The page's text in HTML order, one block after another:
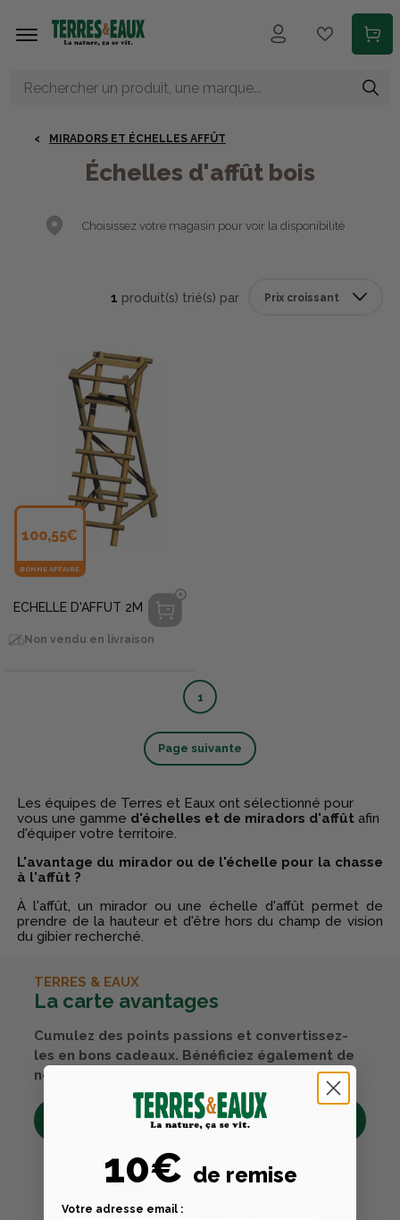
MIRADORS ET ÉCHELLES AFFÛT
Échelles d'affût bois
Choisissez votre magasin pour voir la disponibilité
1 produit(s) trié(s) par
100,55€
BONNE AFFAIRE
ECHELLE D'AFFUT 2M
Non vendu en livraison
1
Page suivante
Les équipes de Terres et Eaux ont sélectionné pour
vous une gamme d'échelles et de miradors d'affût afin
d'équiper votre territoire.
L'avantage du mirador ou de l'échelle pour la chasse
à l'affût ?
À l'affût, un mirador ou une échelle d'affût permet de
prendre de la hauteur et d'être hors du champ de vision
du gibier recherché.
TERRES & EAUX
La carte avantages
Cumulez des points passions et convertissez-
les en bons cadeaux. Bénéficiez également de
nombreux autres avantages.
Découvrez tous ses avantages
10€ de remise
Votre adresse email :